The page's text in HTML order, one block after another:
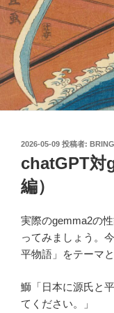
投
日:
2026-05-09 投稿者:
chatGPT対
編）
実際のgemma2の
ってみましょう。
平物語」をテーマと
鰤「日本に源氏と
てください。」